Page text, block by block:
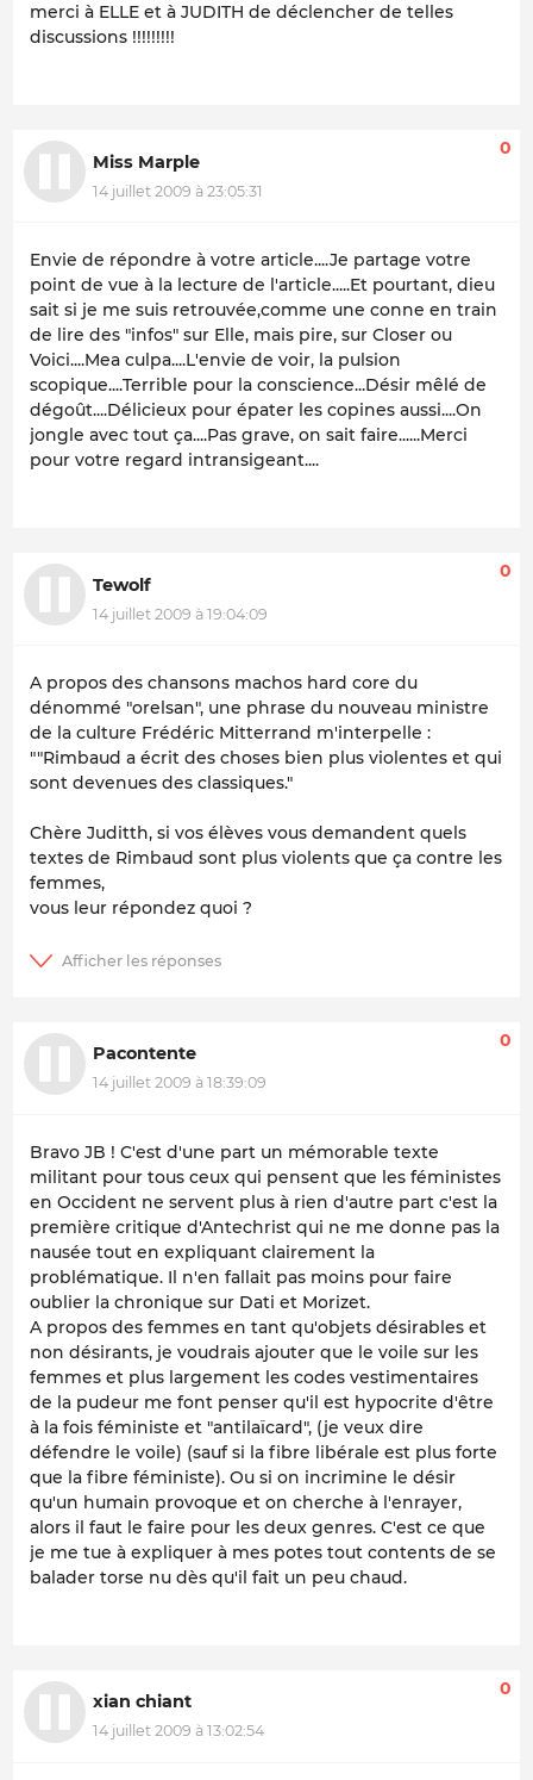
merci à ELLE et à JUDITH de déclencher de telles
discussions !!!!!!!!!
Miss Marple
14 juillet 2009 à 23:05:31
0
Envie de répondre à votre article....Je partage votre
point de vue à la lecture de l'article.....Et pourtant, dieu
sait si je me suis retrouvée,comme une conne en train
de lire des "infos" sur Elle, mais pire, sur Closer ou
Voici....Mea culpa....L'envie de voir, la pulsion
scopique....Terrible pour la conscience...Désir mêlé de
dégoût....Délicieux pour épater les copines aussi....On
jongle avec tout ça....Pas grave, on sait faire......Merci
pour votre regard intransigeant....
Tewolf
14 juillet 2009 à 19:04:09
0
A propos des chansons machos hard core du
dénommé "orelsan", une phrase du nouveau ministre
de la culture Frédéric Mitterrand m'interpelle :
""Rimbaud a écrit des choses bien plus violentes et qui
sont devenues des classiques."
Chère Juditth, si vos élèves vous demandent quels
textes de Rimbaud sont plus violents que ça contre les
femmes,
vous leur répondez quoi ?
Pacontente
14 juillet 2009 à 18:39:09
0
Bravo JB ! C'est d'une part un mémorable texte
militant pour tous ceux qui pensent que les féministes
en Occident ne servent plus à rien d'autre part c'est la
première critique d'Antechrist qui ne me donne pas la
nausée tout en expliquant clairement la
problématique. Il n'en fallait pas moins pour faire
oublier la chronique sur Dati et Morizet.
A propos des femmes en tant qu'objets désirables et
non désirants, je voudrais ajouter que le voile sur les
femmes et plus largement les codes vestimentaires
de la pudeur me font penser qu'il est hypocrite d'être
à la fois féministe et "antilaïcard", (je veux dire
défendre le voile) (sauf si la fibre libérale est plus forte
que la fibre féministe). Ou si on incrimine le désir
qu'un humain provoque et on cherche à l'enrayer,
alors il faut le faire pour les deux genres. C'est ce que
je me tue à expliquer à mes potes tout contents de se
balader torse nu dès qu'il fait un peu chaud.
xian chiant
14 juillet 2009 à 13:02:54
0